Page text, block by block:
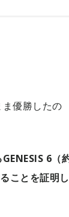
優勝したの
6（
ことを証明